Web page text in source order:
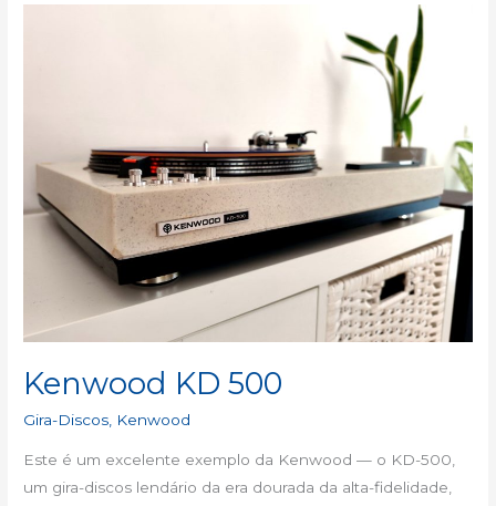
Kenwood KD 500
Gira-Discos Kenwood
Este é um excelente exemplo da Kenwood — o KD-500,
um gira-discos lendário da era dourada da alta-fidelidade,